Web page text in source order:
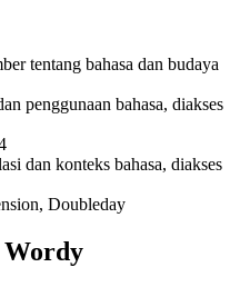
tentang bahasa dan budaya
penggunaan bahasa, diakses
dan konteks bahasa, diakses
Doubleday